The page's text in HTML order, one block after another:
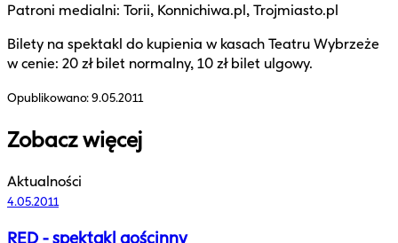
Patroni medialni: Torii, Konnichiwa.pl, Trojmiasto.pl
Bilety na spektakl do kupienia w kasach Teatru Wybrzeże
w cenie: 20 zł bilet normalny, 10 zł bilet ulgowy.
Opublikowano:9.05.2011
Zobacz więcej
Aktualności
4.05.2011
RED - spektakl gościnny